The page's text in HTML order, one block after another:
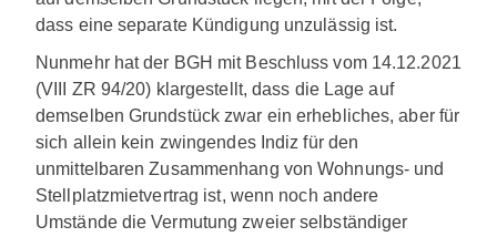
dass eine separate Kündigung unzulässig ist.
Nunmehr hat der BGH mit Beschluss vom 14.12.2021
(VIII ZR 94/20) klargestellt, dass die Lage auf
demselben Grundstück zwar ein erhebliches, aber für
sich allein kein zwingendes Indiz für den
unmittelbaren Zusammenhang von Wohnungs- und
Stellplatzmietvertrag ist, wenn noch andere
Umstände die Vermutung zweier selbständiger